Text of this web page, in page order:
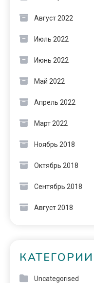
Август 2022
Июль 2022
Июнь 2022
Май 2022
Апрель 2022
Март 2022
Ноябрь 2018
Октябрь 2018
Сентябрь 2018
Август 2018
КАТЕГОРИИ
Uncategorised